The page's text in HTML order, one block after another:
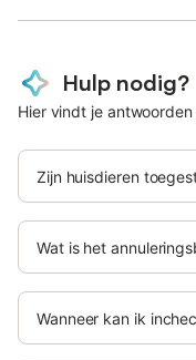
Hulp nodig?
Hier vindt je
Zijn huisdieren
Wat is het
Wanneer kan ik